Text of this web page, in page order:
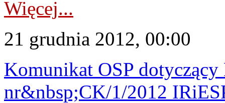
Więcej...
21 grudnia 2012, 00:00
Komunikat OSP
nr&nbsp;CK/1/2012